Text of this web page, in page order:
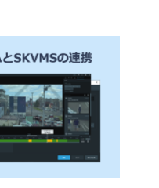
)サイトへ